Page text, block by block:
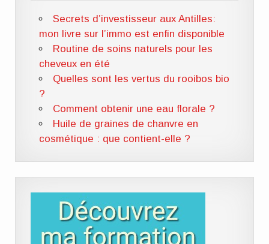
Secrets d’investisseur aux Antilles:
mon livre sur l’immo est enfin disponible
Routine de soins naturels pour les
cheveux en été
Quelles sont les vertus du rooibos bio
?
Comment obtenir une eau florale ?
Huile de graines de chanvre en
cosmétique : que contient-elle ?